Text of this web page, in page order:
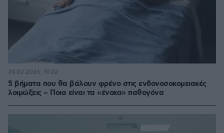
5 βήματα που θα βάλουν φρένο στις ενδονοσοκομειακές
λοιμώξεις – Ποια είναι τα «ένοχα» παθογόνα
24.02.2026, 19:22